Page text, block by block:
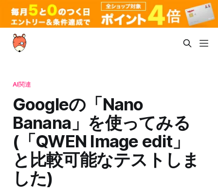
AI関連
Googleの「Nano
Banana」を使ってみる
(「QWEN Image edit」
と比較可能なテストしま
した)